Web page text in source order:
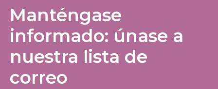
Manténgase
informado: únase a
nuestra lista de
correo